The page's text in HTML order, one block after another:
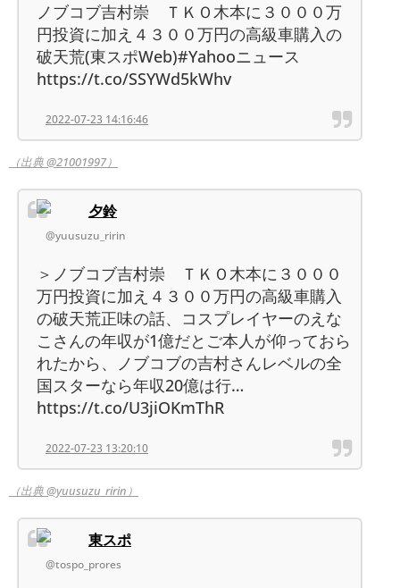
ノブコブ吉村崇 ＴＫＯ木本に３０００万
円投資に加え４３００万円の高級車購入の
破天荒(東スポWeb)#Yahooニュース
https://t.co/SSYWd5kWhv
2022-07-23 14:16:46
（出典 @21001997）
夕鈴
@yuusuzu_ririn
＞ノブコブ吉村崇 ＴＫＯ木本に３０００
万円投資に加え４３００万円の高級車購入
の破天荒正味の話、コスプレイヤーのえな
こさんの年収が1億だとご本人が仰っておら
れたから、ノブコブの吉村さんレベルの全
国スターなら年収20億は行…
https://t.co/U3jiOKmThR
2022-07-23 13:20:10
（出典 @yuusuzu_ririn）
東スポ
@tospo_prores